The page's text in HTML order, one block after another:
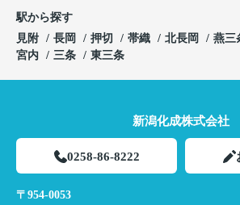
駅から探す
見附
長岡 押切 帯織 北長岡 燕三
宮内
三条 東三条
新潟化成株式会社
0258-86-8222
〒954-0053